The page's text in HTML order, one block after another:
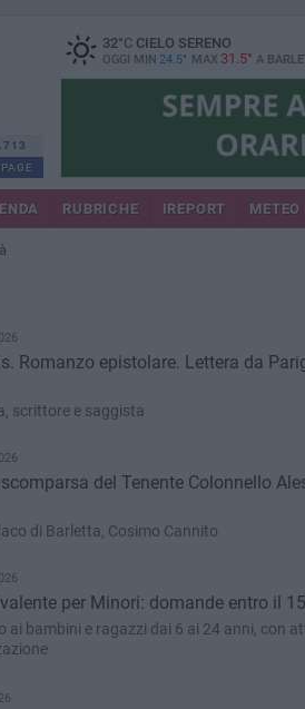
32°CCIELO SERENO
OGGI MIN 24.5° MAX 31.5° A
RUBRICHE IREPORT METEO
Romanzo epistolare. Lettera da
scrittore e saggista
del Tenente Colonnello
di Barletta, Cosimo Cannito
per Minori: domande entro il
ai bambini e ragazzi dai 6 ai 24 anni, con